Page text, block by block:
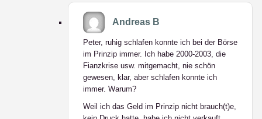
Andreas B
Peter, ruhig schlafen konnte ich bei der Börse
im Prinzip immer. Ich habe 2000-2003, die
Fianzkrise usw. mitgemacht, nie schön
gewesen, klar, aber schlafen konnte ich
immer. Warum?
Weil ich das Geld im Prinzip nicht brauch(t)e,